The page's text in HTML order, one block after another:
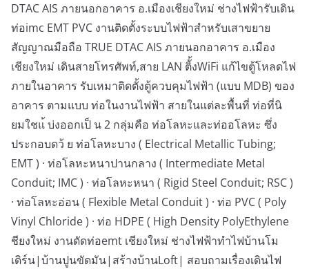
DTAC AIS ภายนอกอาคาร อ.เมืองเชียงใหม่ ช่างไฟฟ้ารับเดิน
ท่อimc EMT PVC งานติดตั้งระบบไฟฟ้าสำหรับเสาขยาย
สัญญาณมือถือ TRUE DTAC AIS ภายนอกอาคาร อ.เมือง
เชียงใหม่ เดินสายโทรศัพท์,สาย LAN ติั้งWiFi แก้ไขตู้โหลดไฟ
ภายในอาคาร รับเหมาติดตั้งตู้ควบคุมไฟฟ้า (แบบ MDB) ของ
อาคาร ตามแบบ ท่อในงานไฟฟ้า สายในแต่ละพื้นที่ ท่อที่นิ
ยมใชแ้ บ่งออกเป็ น 2 กลุ่มคือ ท่อโลหะและท่ออโลหะ ซึ่ง
ประกอบดว้ ย ท่อโลหะบาง ( Electrical Metallic Tubing;
EMT ) · ท่อโลหะหนาปานกลาง ( Intermediate Metal
Conduit; IMC ) · ท่อโลหะหนา ( Rigid Steel Conduit; RSC )
· ท่อโลหะอ่อน ( Flexible Metal Conduit ) · ท่อ PVC ( Poly
Vinyl Chloride ) · ท่อ HDPE ( High Density PolyEthylene
ชียงใหม่ งานดัดท่อemt เชียงใหม่ ช่างไฟฟ้าทำไฟบ้านโม
เดิร์น|บ้านปูนขัดมัน|สร้างบ้านLoft| สอบถามเรื่องเดินไฟ